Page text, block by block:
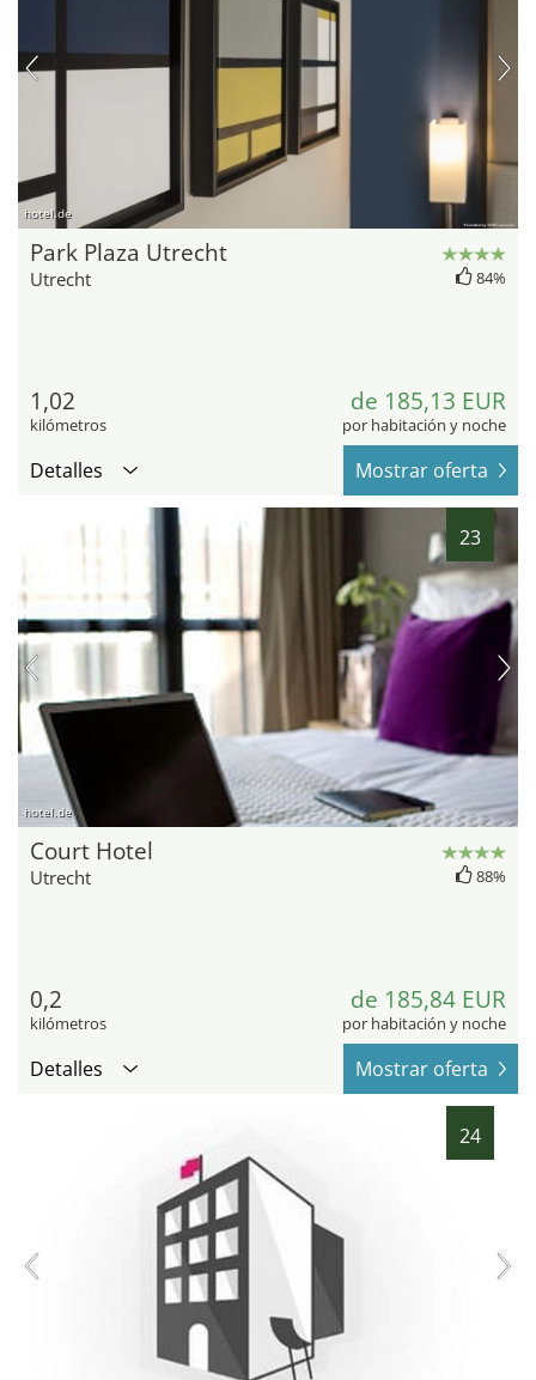
hotel.de
Park Plaza Utrecht
Utrecht 84%
1,02
kilómetros
de 185,13 EUR
por habitación y noche
Detalles Mostrar oferta
23
hotel.de
Court Hotel
Utrecht 88%
0,2
kilómetros
de 185,84 EUR
por habitación y noche
Detalles Mostrar oferta
24